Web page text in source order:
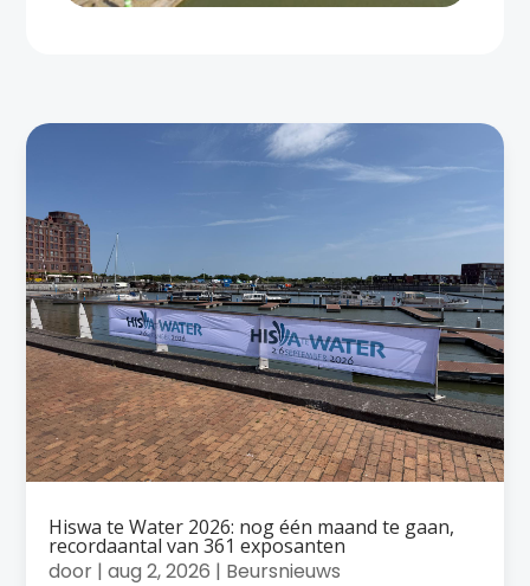
Hiswa te Water 2026: nog één maand te gaan,
recordaantal van 361 exposanten
door |aug 2, 2026 | Beursnieuws